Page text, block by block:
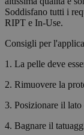
Soddisfano tutti i
RIPT e In-Use.
Consigli per
1. La pelle deve
2. Rimuovere la
3. Posizionare il
4. Bagnare il